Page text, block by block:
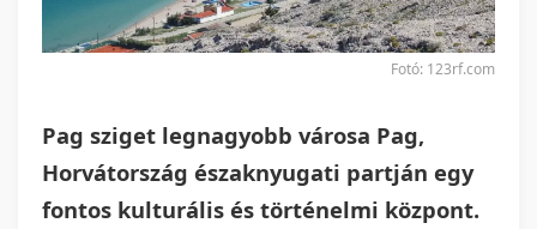
Fotó: 123rf.com
Pag sziget legnagyobb városa Pag,
Horvátország északnyugati partján egy
fontos kulturális és történelmi központ.